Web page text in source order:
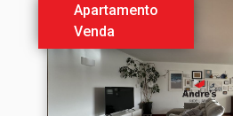
Apartamento
Venda